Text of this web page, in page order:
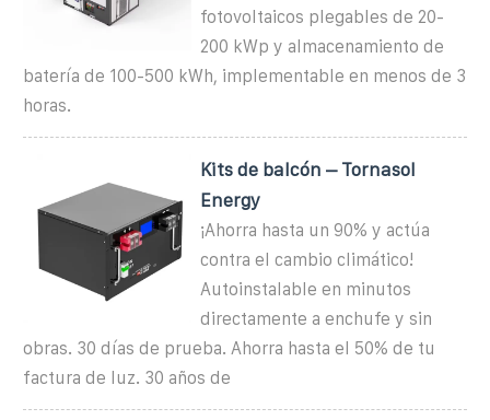
fotovoltaicos plegables de 20-
200 kWp y almacenamiento de
batería de 100-500 kWh, implementable en menos de 3
horas.
Kits de balcón – Tornasol
Energy
¡Ahorra hasta un 90% y actúa
contra el cambio climático!
Autoinstalable en minutos
directamente a enchufe y sin
obras. 30 días de prueba. Ahorra hasta el 50% de tu
factura de luz. 30 años de